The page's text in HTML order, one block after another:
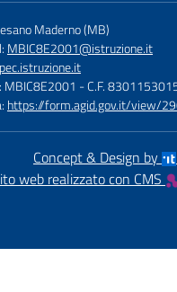
Maderno (MB)
MBIC8E2001@istruzione.it
MBIC8E2001 - C.F.
https://form.agid.gov.it/view/
Concept & Design by
web realizzato con CMS